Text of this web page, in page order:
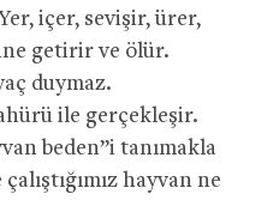
içer, sevişir, ürer,
getirir ve ölür.
duymaz.
ile gerçekleşir.
beden”i tanımakla
hayvan ne